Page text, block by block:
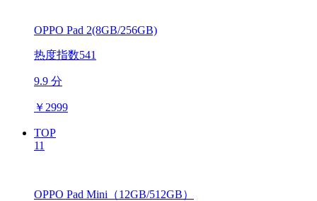
OPPO Pad 2(8GB/256GB)
热度指数541
9.9 分
￥ 2999
TOP
11
OPPO Pad Mini（12GB/512GB）